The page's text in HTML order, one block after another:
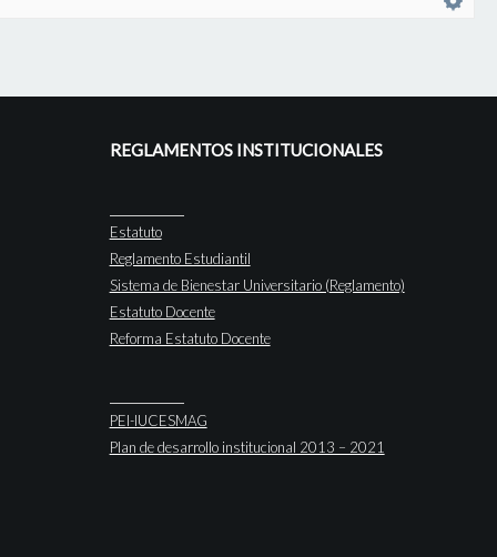
REGLAMENTOS INSTITUCIONALES
Estatuto
Reglamento Estudiantil
Sistema de Bienestar Universitario (Reglamento)
Estatuto Docente
Reforma Estatuto Docente
PEI-IUCESMAG
Plan de desarrollo institucional 2013 – 2021